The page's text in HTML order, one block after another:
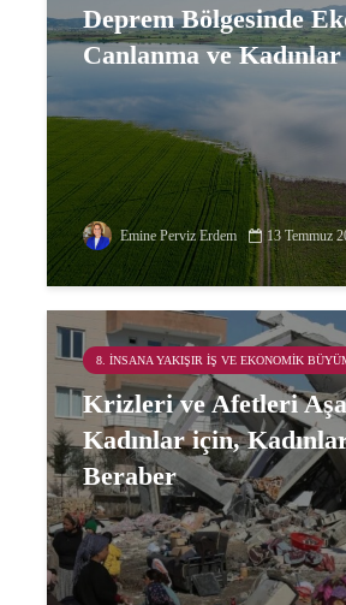
Deprem Bölgesinde
Canlanma ve Kadınlar
Emine Perviz Erdem 13 Temmuz
8. İNSANA YAKIŞIR İŞ VE EKONOMIK
Krizleri ve Afetleri
Kadınlar için,
Beraber